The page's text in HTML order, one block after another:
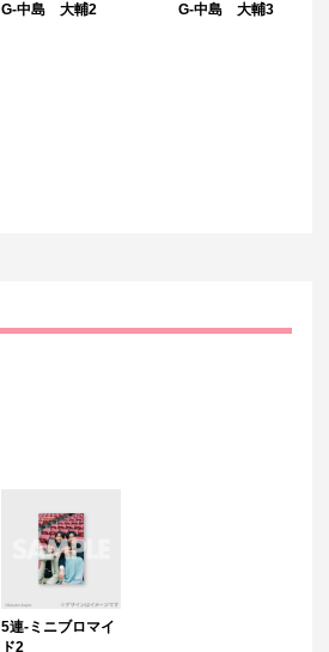
G-中島 大輔2 G-中島 大輔3
5連-ミニブロマイ
ド2